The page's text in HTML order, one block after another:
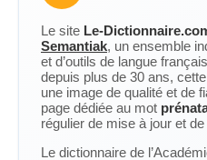
Le site Le-
Semantiak, un ensemble
et d’outils de langue
depuis plus de 30 ans,
une image de qualité et de
page dédiée au mot
régulier de mise à jour et
Le dictionnaire de